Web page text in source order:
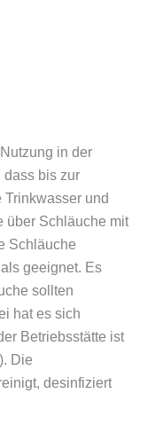
in der
dass bis zur
und
über Schläuche mit
Schläuche
geeignet. Es
sollten
hat es sich
Betriebsstätte ist
Die
desinfiziert